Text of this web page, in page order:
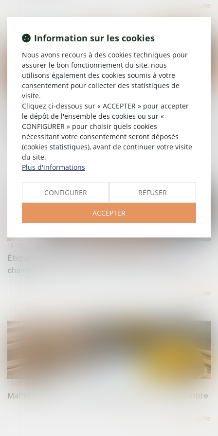
Lire la suite
Retrait-gonflement des sols : une aide pour les
propriétaires victimes de fissures expérimentée dans
11 départements
19/09/2025
Étiquette énergétique -Calcul du DPE : ce qui va
changer
16/09/2025
Lire la suite
MaPrimeRénov' : redémarrage prévu le 30 septembre
12/09/2025
Lire la suite
Information sur les cookies
Nous avons recours à des cookies techniques pour
assurer le bon fonctionnement du site, nous
utilisons également des cookies soumis à votre
consentement pour collecter des statistiques de
visite.
Cliquez ci-dessous sur « ACCEPTER » pour accepter
le dépôt de l'ensemble des cookies ou sur «
CONFIGURER » pour choisir quels cookies
nécessitant votre consentement seront déposés
(cookies statistiques), avant de continuer votre visite
du site.
Plus d'informations
CONFIGURER REFUSER
ACCEPTER